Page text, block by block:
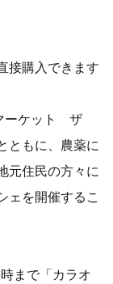
接購入できます
マーケット ザ
ともに、農薬に
元住民の方々に
ェを開催するこ
まで「カラオ